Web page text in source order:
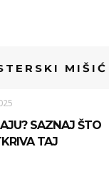
MIŠIĆ
SAZNAJ ŠTO
TAJ